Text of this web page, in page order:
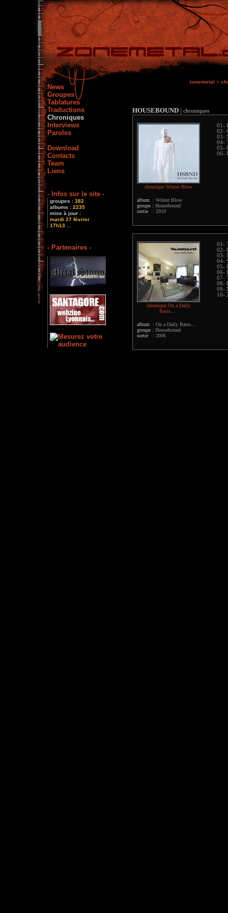
News
Groupes
Tablatures
Traductions
Chroniques
Interviews
Paroles
Download
Contacts
Team
Liens
- Infos sur le site -
groupes : 382
albums : 2235
mise à jour :
mardi 27 février
17h13 ...
- Partenaires -
zonemetal >
HOUSEBOUND | chroniques
chronique Winter Blow
album : Winter Blow
groupe : Housebound
sortie : 2010
01-
02-
03-
04-
05-
06-
chronique On a Daily
Basis...
album : On a Daily Basis...
groupe : Housebound
sortie : 2006
01-
02-
03-
04-
05-
06-
07-
08-
09-
10-